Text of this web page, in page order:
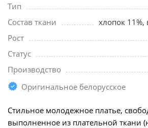
Тип
Состав ткани
хлопок 11%,
Рост
Статус
Производство
Оригинальное белорусское
Стильное молодежное платье,
выполненное из плательной ткани